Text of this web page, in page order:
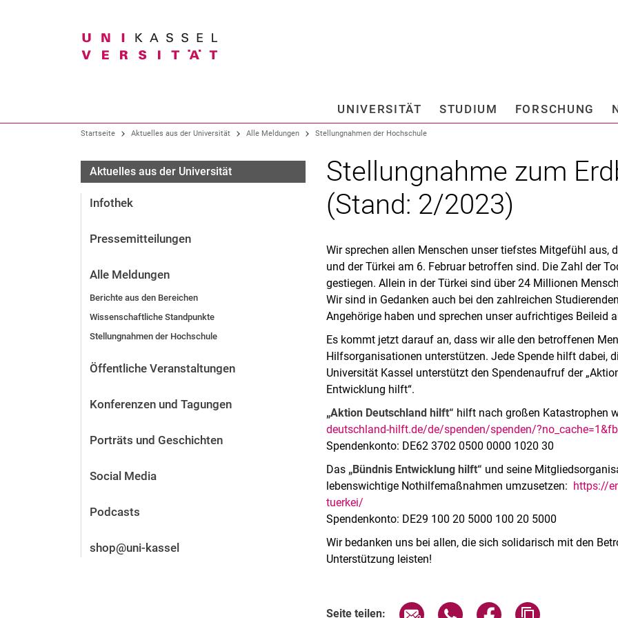
Springe direkt zu:
UNIVERSITÄT
Unser Profil
Organisation
Fachbereiche und Institute
Zentrale Einrichtungen
Arbeitgeberin
Stellenangebote
Alum­ni und Freunde
STUDIUM
Studium im Überblick
Alle Studiengänge
Bachelor-Studiengänge
Lehramtsstudium
Studiengänge der Kunsthochschule
Neue Studienangebote
Bürgeruni / Gasthörendenprogramm
Vor der Bewerbung
Nach der Bewerbung
Kontakt und Beratung
FORSCHUNG
Forschung im Überblick
Forschungsschwerpunkte
Forschungs- und Graduiertenförderung
Wissens- und Technologietransfer
Startseite Aktuelles aus der Universität Alle Meldungen Stellungnahmen der Hochschule
Aktuelles aus der Universität
Infothek
Pressemitteilungen
Alle Meldungen
Berichte aus den Bereichen
Wissenschaftliche Standpunkte
Stellungnahmen der Hochschule
Öffentliche Veranstaltungen
Konferenzen und Tagungen
Porträts und Geschichten
Social Media
Podcasts
shop@uni-kassel
Stellungnahme zum
(Stand: 2/2023)
Wir sprechen allen Menschen unser tiefstes Mitgefühl aus,
und der Türkei am 6. Februar betroffen sind. Die Zahl der
gestiegen. Allein in der Türkei sind über 24 Millionen
Wir sind in Gedanken auch bei den zahlreichen
Angehörige haben und sprechen unser aufrichtiges Beileid
Es kommt jetzt darauf an, dass wir alle den betroffenen
Hilfsorganisationen unterstützen. Jede Spende hilft dabei,
Universität Kassel unterstützt den Spendenaufruf der
Entwicklung hilft“.
„Aktion Deutschland hilft“ hilft nach großen Katastrophen
deutschland-hilft.de/de/spenden/spenden/
Spendenkonto: DE62 3702 0500 0000 1020 30
Das „Bündnis Entwicklung hilft“ und seine
lebenswichtige Nothilfemaßnahmen umzusetzen: https://
tuerkei/
Spendenkonto: DE29 100 20 5000 100 20 5000
Wir bedanken uns bei allen, die sich solidarisch mit den
Unterstützung leisten!
Seite teilen: Seite über E-Mail teilen
Seite über WhatsApp teilen
Seite über Facebook